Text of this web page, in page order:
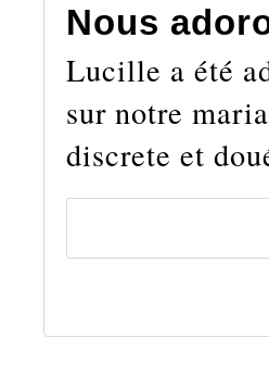
Nous
Lucille a été
sur notre
discrete et